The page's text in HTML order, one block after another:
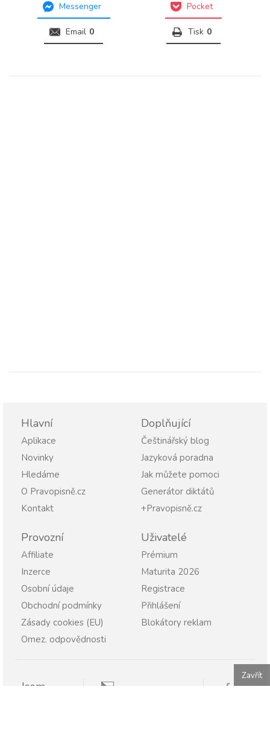
Messenger Pocket
Email 0 Tisk 0
Hlavní
Aplikace
Novinky
Hledáme
O Pravopisně.cz
Kontakt
Doplňující
Češtinářský blog
Jazyková poradna
Jak můžete pomoci
Generátor diktátů
+Pravopisně.cz
Provozní
Affiliate
Inzerce
Osobní údaje
Obchodní podmínky
Zásady cookies (EU)
Omez. odpovědnosti
Uživatelé
Prémium
Maturita 2026
Registrace
Přihlášení
Blokátory reklam
Jsem
Zavřít